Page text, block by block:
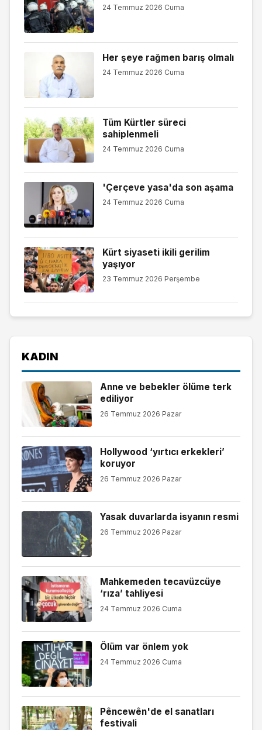
24 Temmuz 2026 Cuma
Her şeye rağmen barış olmalı
24 Temmuz 2026 Cuma
Tüm Kürtler süreci
sahiplenmeli
24 Temmuz 2026 Cuma
'Çerçeve yasa'da son aşama
24 Temmuz 2026 Cuma
Kürt siyaseti ikili gerilim
yaşıyor
23 Temmuz 2026 Perşembe
KADIN
Anne ve bebekler ölüme terk
ediliyor
26 Temmuz 2026 Pazar
Hollywood ‘yırtıcı erkekleri’
koruyor
26 Temmuz 2026 Pazar
Yasak duvarlarda isyanın resmi
26 Temmuz 2026 Pazar
Mahkemeden tecavüzcüye
‘rıza’ tahliyesi
24 Temmuz 2026 Cuma
Ölüm var önlem yok
24 Temmuz 2026 Cuma
Pêncewên'de el sanatları
festivali